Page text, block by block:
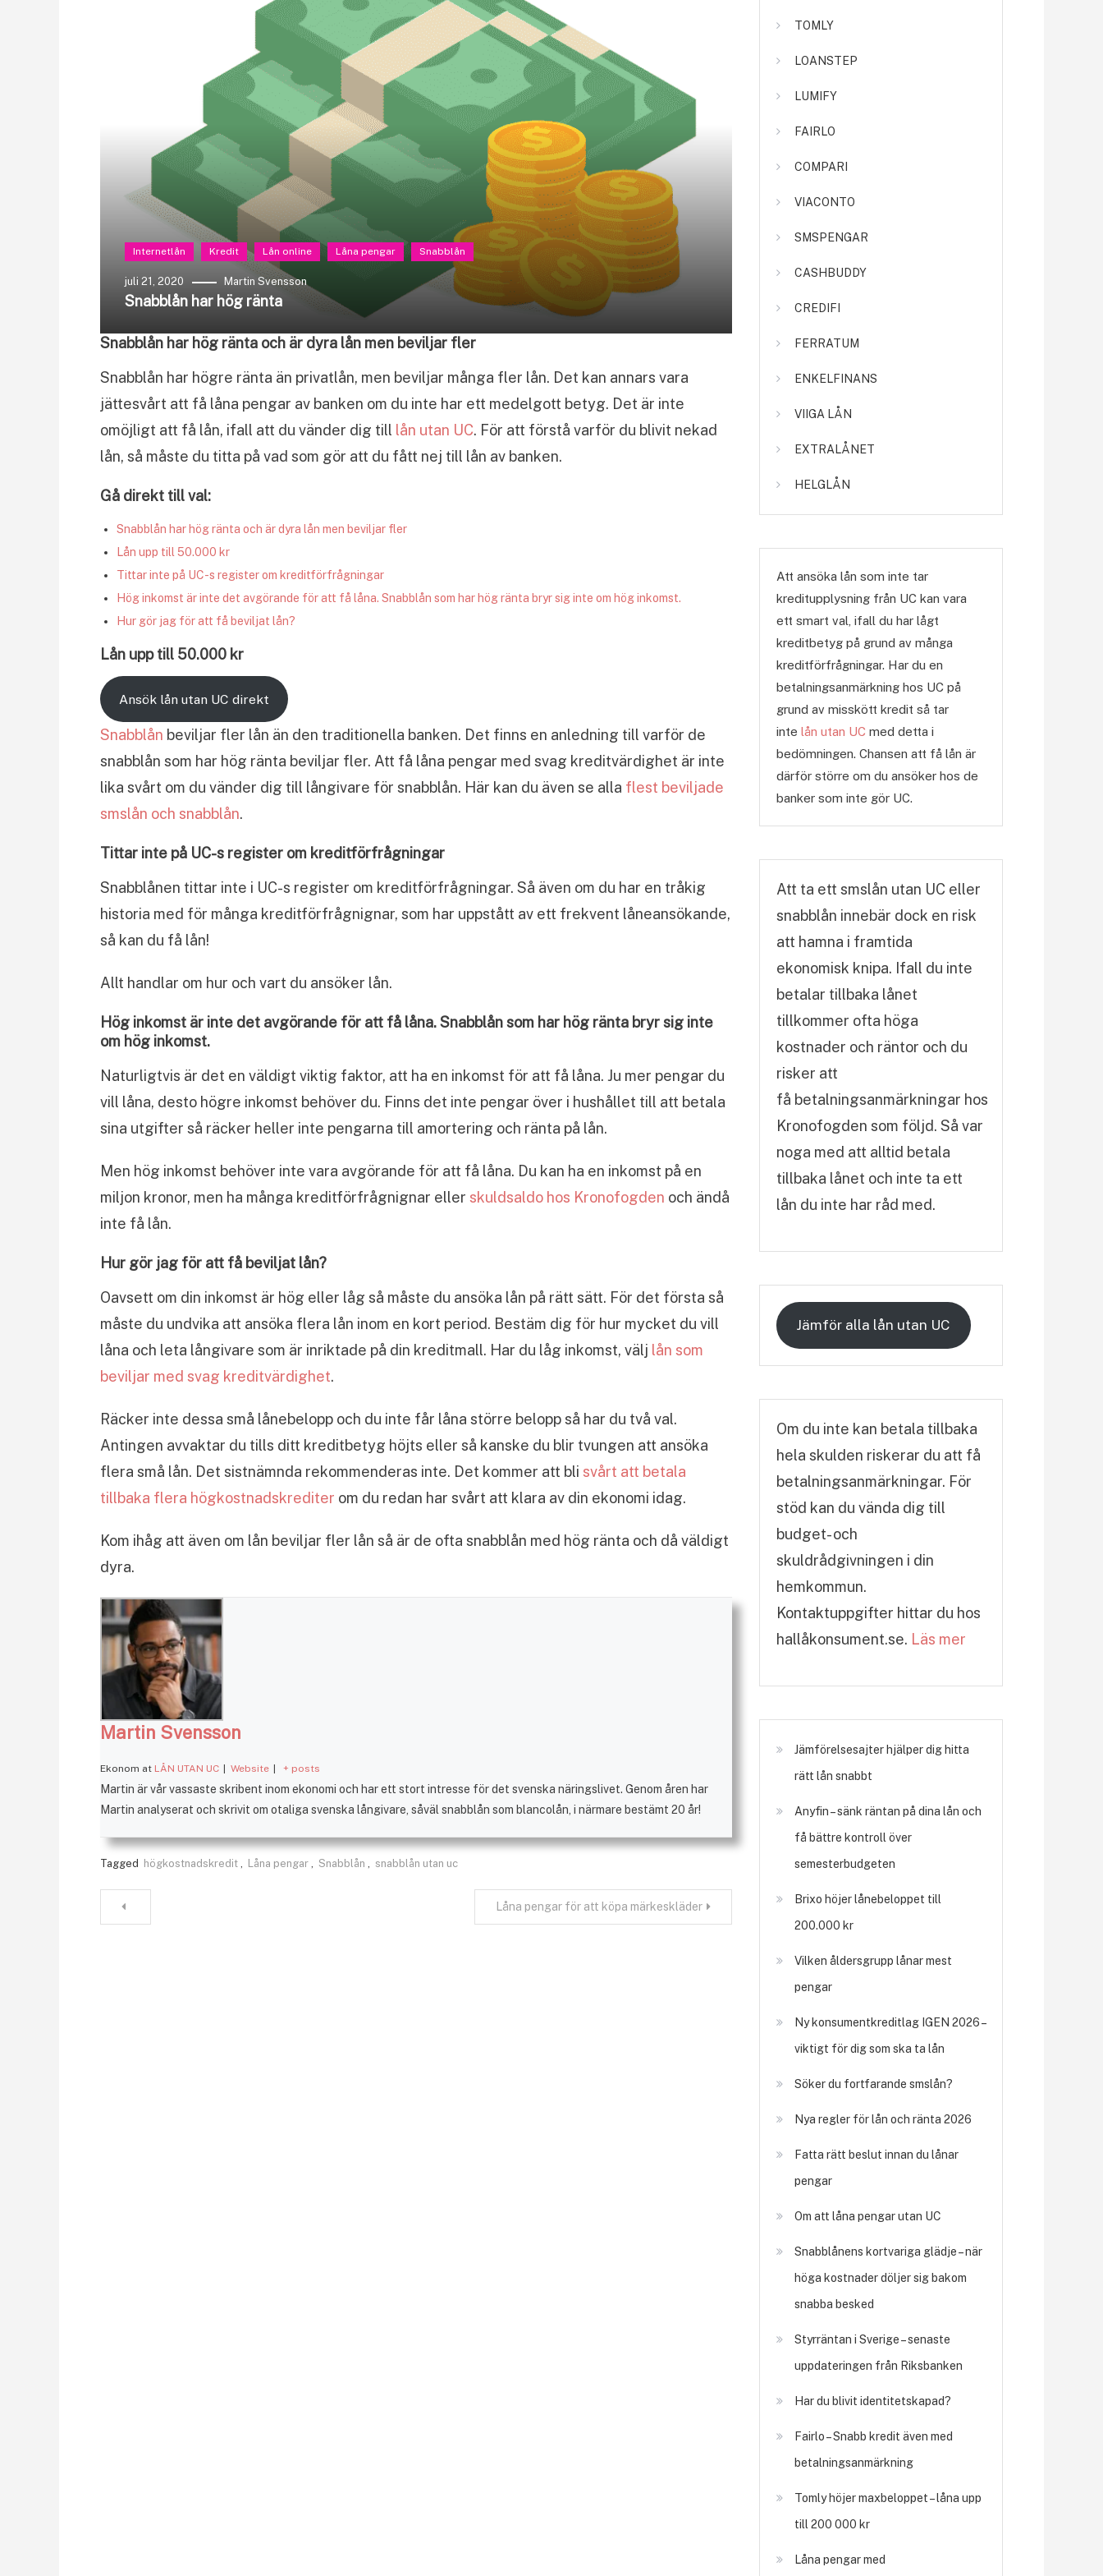
Internetlån Kredit Lån online Låna pengar Snabblån
juli 21, 2020 Martin Svensson
Snabblån har hög ränta
Snabblån har hög ränta och är dyra lån men beviljar fler
Snabblån har högre ränta än privatlån, men beviljar många fler lån. Det kan annars vara
jättesvårt att få låna pengar av banken om du inte har ett medelgott betyg. Det är inte
omöjligt att få lån, ifall att du vänder dig till lån utan UC. För att förstå varför du blivit nekad
lån, så måste du titta på vad som gör att du fått nej till lån av banken.
Gå direkt till val:
Snabblån har hög ränta och är dyra lån men beviljar fler
Lån upp till 50.000 kr
Tittar inte på UC-s register om kreditförfrågningar
Hög inkomst är inte det avgörande för att få låna. Snabblån som har hög ränta bryr sig inte om hög inkomst.
Hur gör jag för att få beviljat lån?
Lån upp till 50.000 kr
Ansök lån utan UC direkt
Snabblån beviljar fler lån än den traditionella banken. Det finns en anledning till varför de
snabblån som har hög ränta beviljar fler. Att få låna pengar med svag kreditvärdighet är inte
lika svårt om du vänder dig till långivare för snabblån. Här kan du även se alla flest beviljade
smslån och snabblån.
Tittar inte på UC-s register om kreditförfrågningar
Snabblånen tittar inte i UC-s register om kreditförfrågningar. Så även om du har en tråkig
historia med för många kreditförfrågnignar, som har uppstått av ett frekvent låneansökande,
så kan du få lån!
Allt handlar om hur och vart du ansöker lån.
Hög inkomst är inte det avgörande för att få låna. Snabblån som har hög ränta bryr sig inte
om hög inkomst.
Naturligtvis är det en väldigt viktig faktor, att ha en inkomst för att få låna. Ju mer pengar du
vill låna, desto högre inkomst behöver du. Finns det inte pengar över i hushållet till att betala
sina utgifter så räcker heller inte pengarna till amortering och ränta på lån.
Men hög inkomst behöver inte vara avgörande för att få låna. Du kan ha en inkomst på en
miljon kronor, men ha många kreditförfrågnignar eller skuldsaldo hos Kronofogden och ändå
inte få lån.
Hur gör jag för att få beviljat lån?
Oavsett om din inkomst är hög eller låg så måste du ansöka lån på rätt sätt. För det första så
måste du undvika att ansöka flera lån inom en kort period. Bestäm dig för hur mycket du vill
låna och leta långivare som är inriktade på din kreditmall. Har du låg inkomst, välj lån som
beviljar med svag kreditvärdighet.
Räcker inte dessa små lånebelopp och du inte får låna större belopp så har du två val.
Antingen avvaktar du tills ditt kreditbetyg höjts eller så kanske du blir tvungen att ansöka
flera små lån. Det sistnämnda rekommenderas inte. Det kommer att bli svårt att betala
tillbaka flera högkostnadskrediter om du redan har svårt att klara av din ekonomi idag.
Kom ihåg att även om lån beviljar fler lån så är de ofta snabblån med hög ränta och då väldigt
dyra.
Martin Svensson
Ekonom at LÅN UTAN UC Website + posts
Martin är vår vassaste skribent inom ekonomi och har ett stort intresse för det svenska näringslivet. Genom åren har
Martin analyserat och skrivit om otaliga svenska långivare, såväl snabblån som blancolån, i närmare bestämt 20 år!
Tagged högkostnadskredit , Låna pengar , Snabblån , snabblån utan uc
Låna pengar för att köpa märkeskläder
TOMLY
LOANSTEP
LUMIFY
FAIRLO
COMPARI
VIACONTO
SMSPENGAR
CASHBUDDY
CREDIFI
FERRATUM
ENKELFINANS
VIIGA LÅN
EXTRALÅNET
HELGLÅN
Att ansöka lån som inte tar
kreditupplysning från UC kan vara
ett smart val, ifall du har lågt
kreditbetyg på grund av många
kreditförfrågningar. Har du en
betalningsanmärkning hos UC på
grund av misskött kredit så tar
inte lån utan UC med detta i
bedömningen. Chansen att få lån är
därför större om du ansöker hos de
banker som inte gör UC.
Att ta ett smslån utan UC eller
snabblån innebär dock en risk
att hamna i framtida
ekonomisk knipa. Ifall du inte
betalar tillbaka lånet
tillkommer ofta höga
kostnader och räntor och du
risker att
få betalningsanmärkningar hos
Kronofogden som följd. Så var
noga med att alltid betala
tillbaka lånet och inte ta ett
lån du inte har råd med.
Jämför alla lån utan UC
Om du inte kan betala tillbaka
hela skulden riskerar du att få
betalningsanmärkningar. För
stöd kan du vända dig till
budget- och
skuldrådgivningen i din
hemkommun.
Kontaktuppgifter hittar du hos
hallåkonsument.se. Läs mer
Jämförelsesajter hjälper dig hitta
rätt lån snabbt
Anyfin – sänk räntan på dina lån och
få bättre kontroll över
semesterbudgeten
Brixo höjer lånebeloppet till
200.000 kr
Vilken åldersgrupp lånar mest
pengar
Ny konsumentkreditlag IGEN 2026 –
viktigt för dig som ska ta lån
Söker du fortfarande smslån?
Nya regler för lån och ränta 2026
Fatta rätt beslut innan du lånar
pengar
Om att låna pengar utan UC
Snabblånens kortvariga glädje – när
höga kostnader döljer sig bakom
snabba besked
Styrräntan i Sverige – senaste
uppdateringen från Riksbanken
Har du blivit identitetskapad?
Fairlo – Snabb kredit även med
betalningsanmärkning
Tomly höjer maxbeloppet – låna upp
till 200 000 kr
Låna pengar med